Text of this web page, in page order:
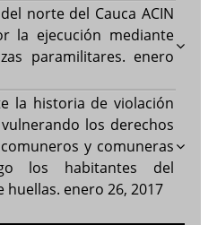
norte del Cauca ACIN
la ejecución mediante
paramilitares. enero
la historia de violación
los derechos
y comuneras
los habitantes del
huellas. enero 26, 2017